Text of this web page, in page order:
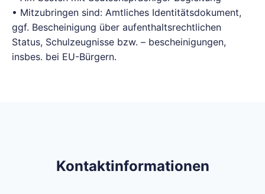
• Mitzubringen sind: Amtliches Identitätsdokument,
ggf. Bescheinigung über aufenthaltsrechtlichen
Status, Schulzeugnisse bzw. – bescheinigungen,
insbes. bei EU-Bürgern.
Kontaktinformationen